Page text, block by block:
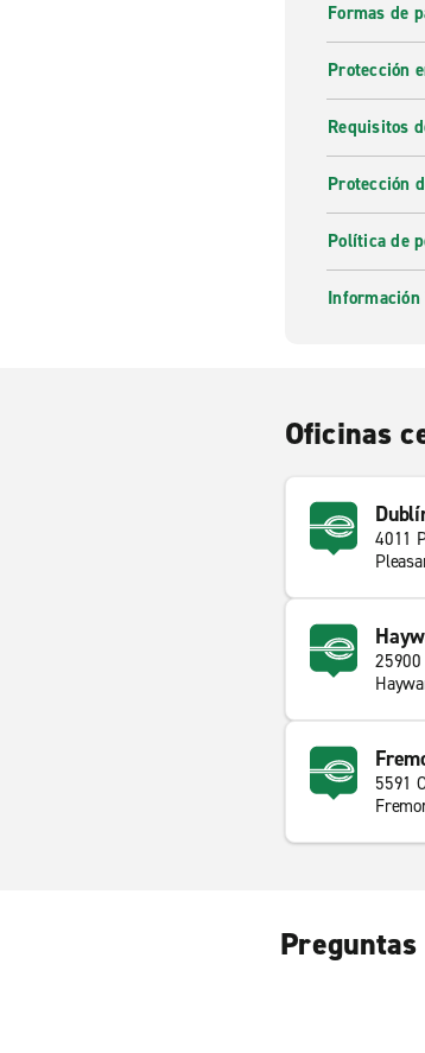
Formas de
Protección
Requisitos
Protección
Política de
Oficinas
4011
5591